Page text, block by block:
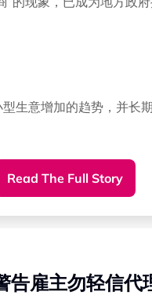
生意增加的趋势，并长
后，以本地配偶名义申
家持有合法执照，而登
Read The Full Story
告雇主勿轻信代